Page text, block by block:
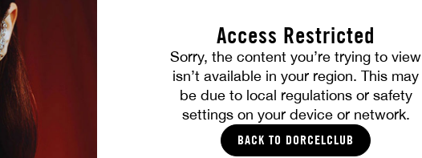
Access Restricted
Sorry, the content you’re trying to view
isn’t available in your region. This may
be due to local regulations or safety
settings on your device or network.
BACK TO DORCELCLUB
À ses ordres
SHALINA DEVINE